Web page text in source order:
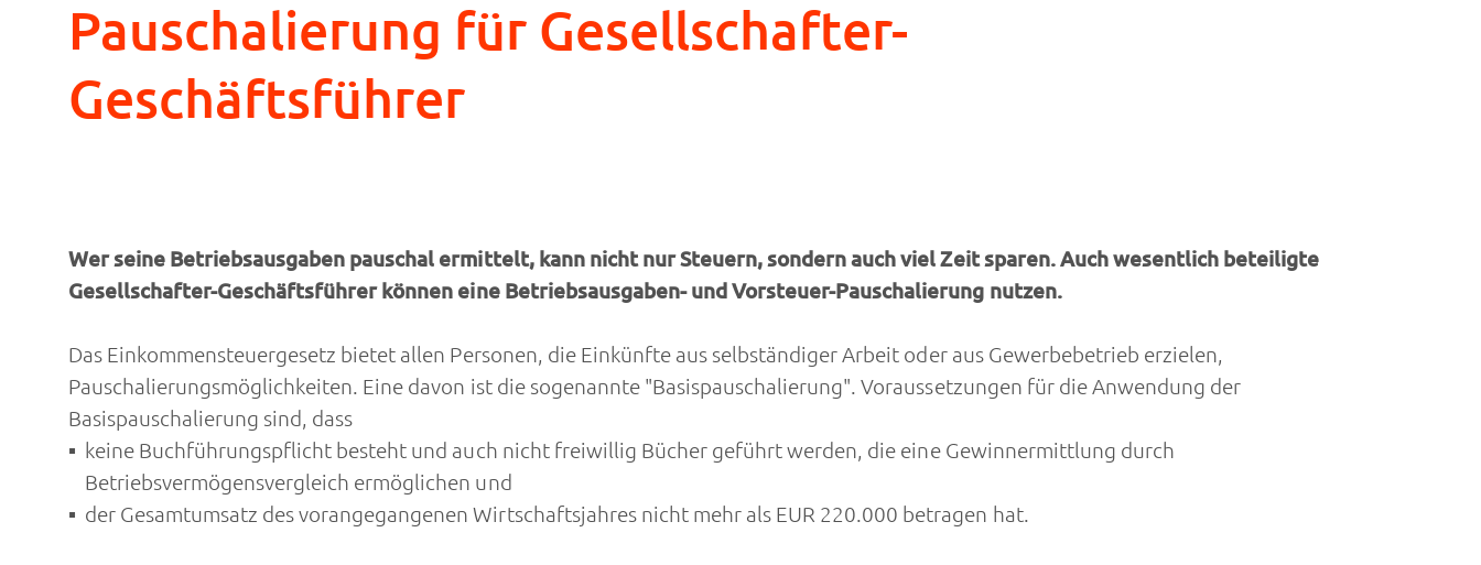
Pauschalierung für Gesellschafter-
Geschäftsführer
Wer seine Betriebsausgaben pauschal ermittelt, kann nicht nur Steuern, sondern auch viel Zeit sparen. Auch wesentlich beteiligte
Gesellschafter-Geschäftsführer können eine Betriebsausgaben- und Vorsteuer-Pauschalierung nutzen.
Das Einkommensteuergesetz bietet allen Personen, die Einkünfte aus selbständiger Arbeit oder aus Gewerbebetrieb erzielen,
Pauschalierungsmöglichkeiten. Eine davon ist die sogenannte "Basispauschalierung". Voraussetzungen für die Anwendung der
Basispauschalierung sind, dass
keine Buchführungspflicht besteht und auch nicht freiwillig Bücher geführt werden, die eine Gewinnermittlung durch
Betriebsvermögensvergleich ermöglichen und
der Gesamtumsatz des vorangegangenen Wirtschaftsjahres nicht mehr als EUR 220.000 betragen hat.